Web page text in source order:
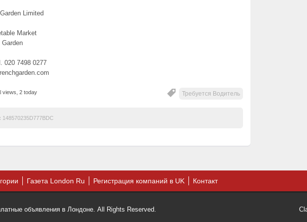
Limited
Market
Garden
020 7498 0277
Требуется Водитель
views, 2 today
148570235D777BDC
Газета London Ru Регистрация компаний в UK Контакт
объявления в Лондоне. All Rights Reserved.